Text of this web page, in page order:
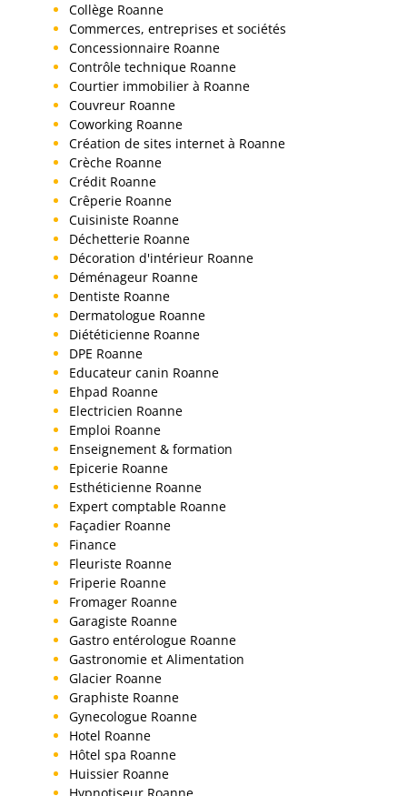
Collège Roanne
Commerces, entreprises et sociétés
Concessionnaire Roanne
Contrôle technique Roanne
Courtier immobilier à Roanne
Couvreur Roanne
Coworking Roanne
Création de sites internet à Roanne
Crèche Roanne
Crédit Roanne
Crêperie Roanne
Cuisiniste Roanne
Déchetterie Roanne
Décoration d'intérieur Roanne
Déménageur Roanne
Dentiste Roanne
Dermatologue Roanne
Diététicienne Roanne
DPE Roanne
Educateur canin Roanne
Ehpad Roanne
Electricien Roanne
Emploi Roanne
Enseignement & formation
Epicerie Roanne
Esthéticienne Roanne
Expert comptable Roanne
Façadier Roanne
Finance
Fleuriste Roanne
Friperie Roanne
Fromager Roanne
Garagiste Roanne
Gastro entérologue Roanne
Gastronomie et Alimentation
Glacier Roanne
Graphiste Roanne
Gynecologue Roanne
Hotel Roanne
Hôtel spa Roanne
Huissier Roanne